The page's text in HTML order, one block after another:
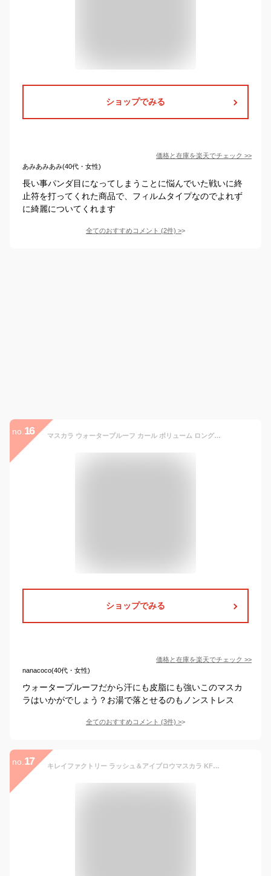
ショップでみる
価格と在庫を楽天でチェック >>
あみあみあみ(40代・女性)
長い事パンダ目になってしまうことに悩んでいた戦いに終
止符を打ってくれた商品で、フィルムタイプなのでよれず
に綺麗についてくれます
全てのおすすめコメント (2件) >
no. 16 マスカラ ウォータープルーフ カール ボリューム ロングラッシュ ボリューム＆ロングタイプ 送料無料 ピュアクリスティ / 黒々としたツヤと上向きカールで滲まない より長く濃密なのにパンダ目にもダマにもならない しかもお湯で簡単オフ
ショップでみる
価格と在庫を楽天でチェック >>
nanacoco(40代・女性)
ウォータープルーフだから汗にも皮脂にも強いこのマスカ
ラはいかがでしょう？お湯で落とせるのもノンストレス
全てのおすすめコメント (3件) >
no. 17 キレイファクトリー ラッシュ＆アイブロウマスカラ KFLM 01ロイヤルベージュ 02ラフテラコッタ 03フレンドリーピンク 04ユニークグレージュ 天使のマスカラ まつ毛 まゆ毛 青和通商